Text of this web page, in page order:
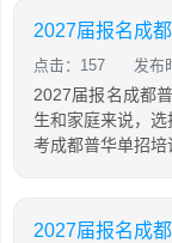
2027届报名成
点击：157 发布
2027届报名成都
生和家庭来说，
考成都普华单招培
2027届报名成